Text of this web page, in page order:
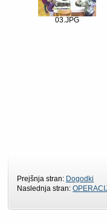
03.JPG
Prejšnja stran: Dogodki
Naslednja stran: